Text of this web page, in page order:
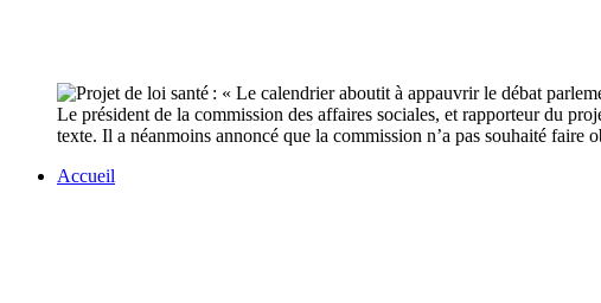
Le président de la commission des affaires sociales, et rapporteur du
texte. Il a néanmoins annoncé que la commission n’a pas souhaité faire
Accueil